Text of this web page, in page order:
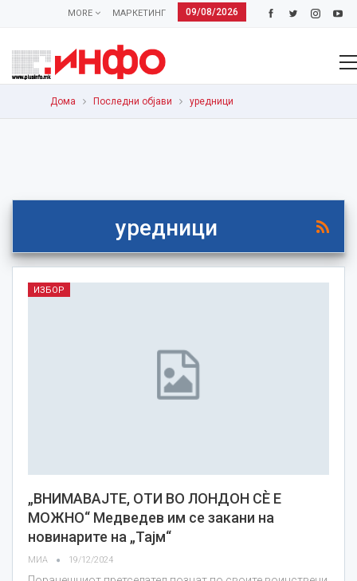
09/08/2026
МАРКЕТИНГ
MORE
Дома Последни објави уредници
уредници
ИЗБОР
„ВНИМАВАЈТЕ, ОТИ ВО ЛОНДОН СЀ Е
МОЖНО“ Медведев им се закани на
новинарите на „Тајм“
МИА 19/12/2024